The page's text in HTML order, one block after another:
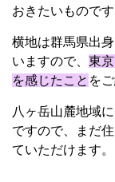
おきたいものです
横地は群馬県出
いますので、 東
を感じたこと を
八ヶ岳山麓地域
ですので、まだ
ていただけます。